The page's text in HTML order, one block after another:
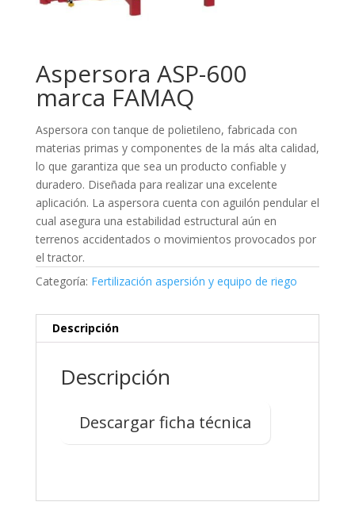
Aspersora ASP-600
marca FAMAQ
Aspersora con tanque de polietileno, fabricada con
materias primas y componentes de la más alta calidad,
lo que garantiza que sea un producto confiable y
duradero. Diseñada para realizar una excelente
aplicación. La aspersora cuenta con aguilón pendular el
cual asegura una estabilidad estructural aún en
terrenos accidentados o movimientos provocados por
el tractor.
Categoría: Fertilización aspersión y equipo de riego
Descripción
Descripción
Descargar ficha técnica